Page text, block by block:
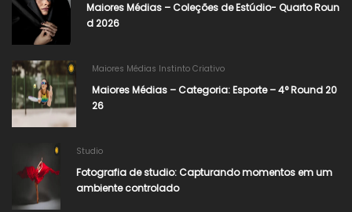
Maiores Médias – Coleções de Estúdio- Quarto Roun
d 2026
Maiores Médias Instinto Criativo
Maiores Médias – Categoria: Esporte – 4° Round 20
26​
Studio
Fotografia de studio: Capturando momentos em um
ambiente controlado